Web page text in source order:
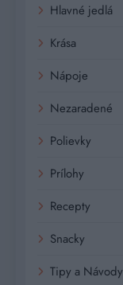
Hlavné jedlá
Krása
Nápoje
Nezaradené
Polievky
Prílohy
Recepty
Snacky
Tipy a Návody